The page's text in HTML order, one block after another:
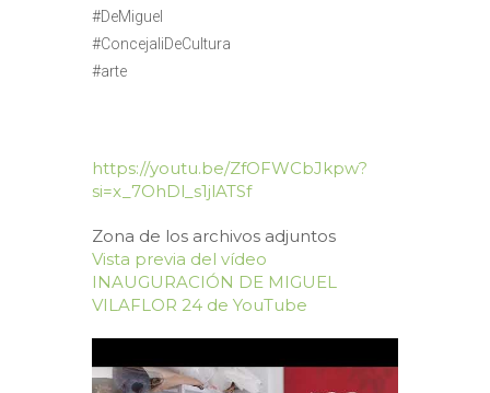
#DeMiguel
#ConcejaliDeCultura
#arte
https://youtu.be/ZfOFWCbJkpw?
si=x_7OhDl_s1jlATSf
Zona de los archivos adjuntos
Vista previa del vídeo
INAUGURACIÓN DE MIGUEL
VILAFLOR 24 de YouTube